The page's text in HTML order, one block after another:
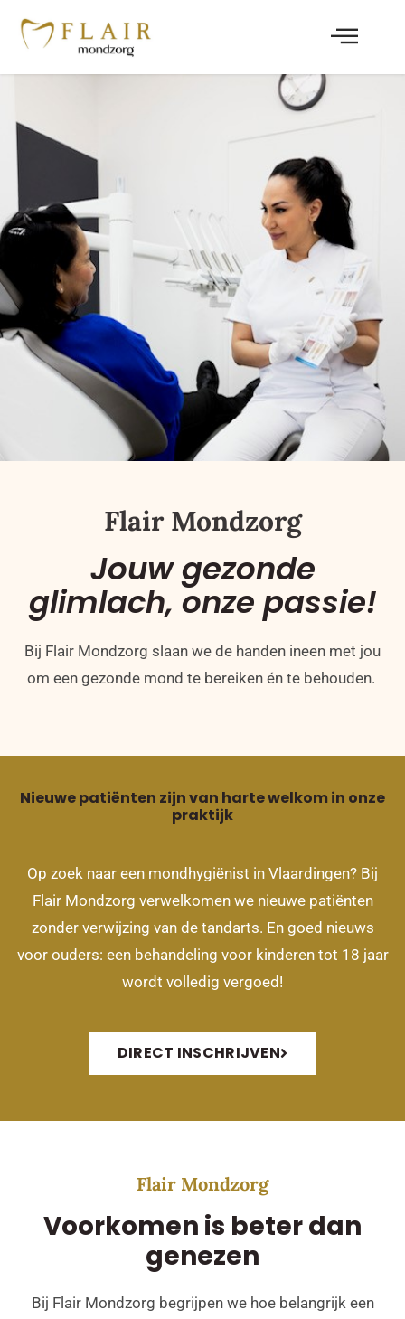
Flair Mondzorg
Jouw gezonde
glimlach, onze passie!
Bij Flair Mondzorg slaan we de handen ineen met jou
om een gezonde mond te bereiken én te behouden.
Nieuwe patiënten zijn van harte welkom in onze
praktijk
Op zoek naar een mondhygiënist in Vlaardingen? Bij
Flair Mondzorg verwelkomen we nieuwe patiënten
zonder verwijzing van de tandarts. En goed nieuws
voor ouders: een behandeling voor kinderen tot 18 jaar
wordt volledig vergoed!
DIRECT INSCHRIJVEN
Flair Mondzorg
Voorkomen is beter dan
genezen
Bij Flair Mondzorg begrijpen we hoe belangrijk een